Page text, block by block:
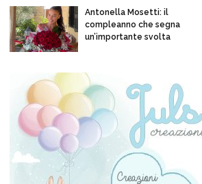
Antonella Mosetti: il
compleanno che segna
un’importante svolta